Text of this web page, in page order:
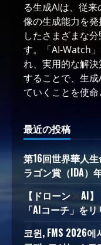
る生成AIは、従
像の生成能力を
したさまざまな
す。「AI-Watch
れ、実用的な解
することで、生
ていくことを使命
最近の投稿
第16回世界華人
ラゴン賞（IDA）
【ドローン
AI
「AIコーチ」を
코윈, FMS 2026